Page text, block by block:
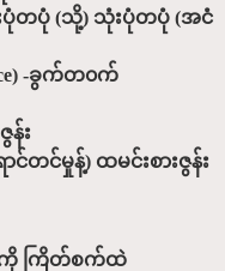
းပုံတပုံ (သို့) သုံးပုံတပုံ (အငံ
-ခွက်တ၀က်
န်း
တင်မှုန့်) ထမင်းစားဇွန်း
ကို ကြိတ်စက်ထဲ